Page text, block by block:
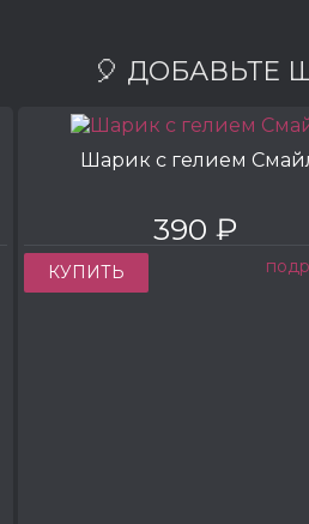
🎈 ДОБАВЬТЕ
Шарик с гелием
390 ₽
КУПИТЬ